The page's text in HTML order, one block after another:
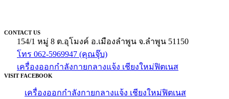
CONTACT US
154/1 หมู่ 8 ต.อุโมงค์ อ.เมืองลำพูน จ.ลำพูน 51150
โทร 062-5969947 (คุณจุ๊บ)
เครื่องออกกำลังกายกลางแจ้ง เชียงใหม่ฟิตเนส
VISIT FACEBOOK
เครื่องออกกำลังกายกลางแจ้ง เชียงใหม่ฟิตเนส